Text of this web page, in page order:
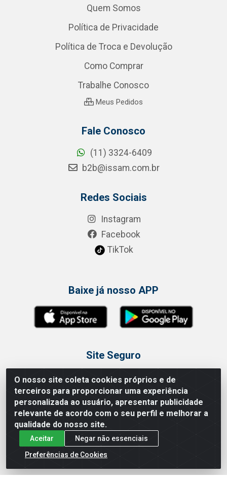
O nosso site coleta cookies próprios e de
terceiros para proporcionar uma experiência
personalizada ao usuário, apresentar publicidade
relevante de acordo com o seu perfil e melhorar a
qualidade do nosso site.
Aceitar
Negar não essenciais
Preferências de Cookies
Quem Somos
Política de Privacidade
Política de Troca e Devolução
Como Comprar
Trabalhe Conosco
Meus Pedidos
Fale Conosco
(11) 3324-6409
b2b@issam.com.br
Redes Sociais
Instagram
Facebook
TikTok
Baixe já nosso APP
Site Seguro
Loja / Showroom
Tel.: (11) 3314 6400
Av Vautier, 468 - Pari - São Paulo/SP